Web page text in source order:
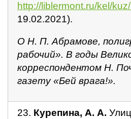
http://liblermont.ru/kel/
19.02.2021).
О Н. П. Абрамове,
рабочий». В годы
корреспондентом Н.
газету «Бей врага!».
23. Курепина, А. А.